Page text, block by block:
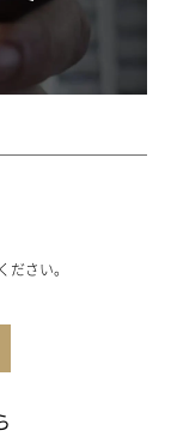
さい。